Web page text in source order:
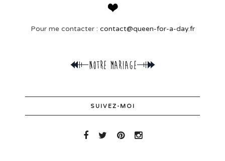
Pour me contacter : contact@queen-for-a-day.fr
SUIVEZ-MOI